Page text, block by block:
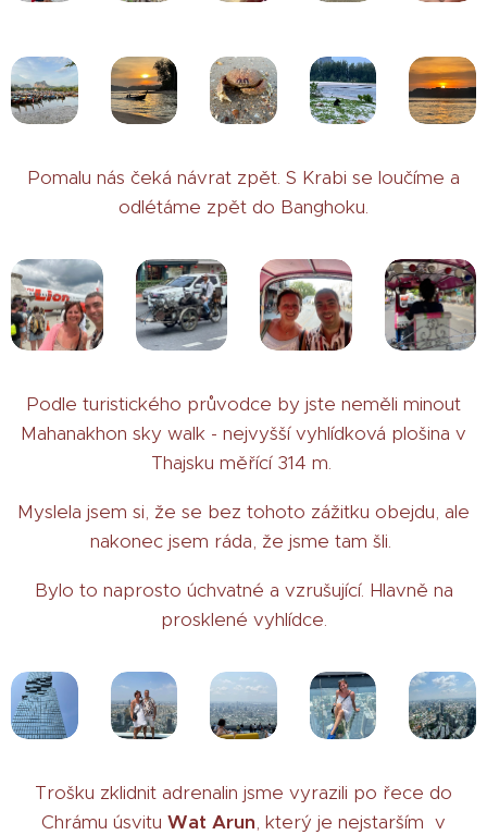
Pomalu nás čeká návrat zpět. S Krabi se loučíme a
odlétáme zpět do Banghoku.
Podle turistického průvodce by jste neměli minout
Mahanakhon sky walk - nejvyšší vyhlídková plošina v
Thajsku měřící 314 m.
Myslela jsem si, že se bez tohoto zážitku obejdu, ale
nakonec jsem ráda, že jsme tam šli.
Bylo to naprosto úchvatné a vzrušující. Hlavně na
prosklené vyhlídce.
Trošku zklidnit adrenalin jsme vyrazili po řece do
Chrámu úsvitu Wat Arun, který je nejstarším v